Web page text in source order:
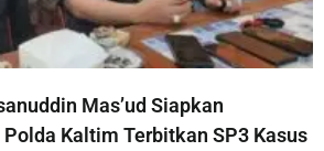
Mas’ud Siapkan
Kaltim Terbitkan SP3 Kasus